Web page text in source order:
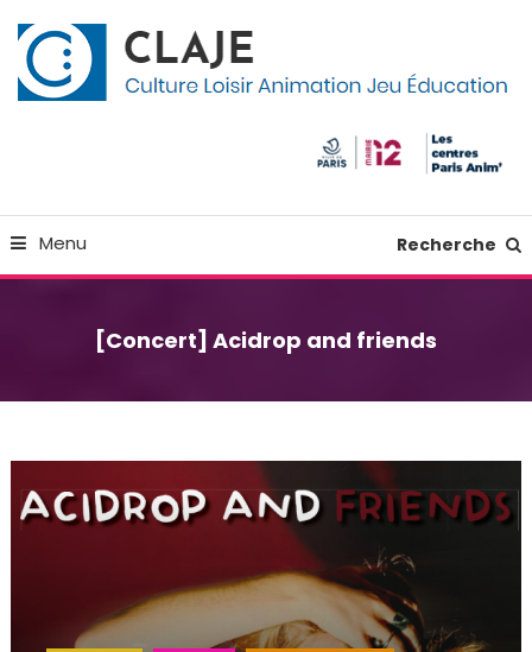
To
Content
Menu Recherche
[Concert] Acidrop and friends